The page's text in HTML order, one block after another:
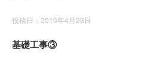
投稿日：2019年4月23日
基礎工事③